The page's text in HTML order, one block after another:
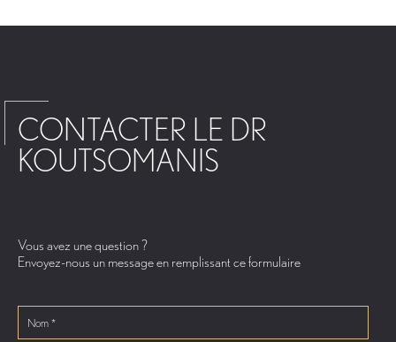
CONTACTER LE DR
KOUTSOMANIS
Vous avez une question ?
Envoyez-nous un message en remplissant ce formulaire